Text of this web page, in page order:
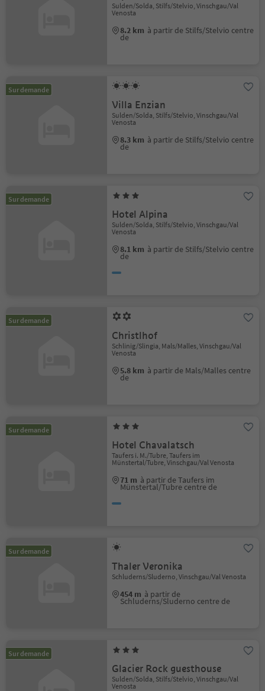
Sulden/Solda, Stilfs/Stelvio, Vinschgau/Val
Venosta
8.2 km à partir de Stilfs/Stelvio centre
de
Sur demande
Villa Enzian
Sulden/Solda, Stilfs/Stelvio, Vinschgau/Val
Venosta
8.3 km à partir de Stilfs/Stelvio centre
de
Sur demande
Hotel Alpina
Sulden/Solda, Stilfs/Stelvio, Vinschgau/Val
Venosta
8.1 km à partir de Stilfs/Stelvio centre
de
Sur demande
Christlhof
Schlinig/Slingia, Mals/Malles, Vinschgau/Val
Venosta
5.8 km à partir de Mals/Malles centre
de
Sur demande
Hotel Chavalatsch
Taufers i. M./Tubre, Taufers im
Münstertal/Tubre, Vinschgau/Val Venosta
71 m à partir de Taufers im
Münstertal/Tubre centre de
Sur demande
Thaler Veronika
Schluderns/Sluderno, Vinschgau/Val Venosta
454 m à partir de
Schluderns/Sluderno centre de
Sur demande
Glacier Rock guesthouse
Sulden/Solda, Stilfs/Stelvio, Vinschgau/Val
Venosta